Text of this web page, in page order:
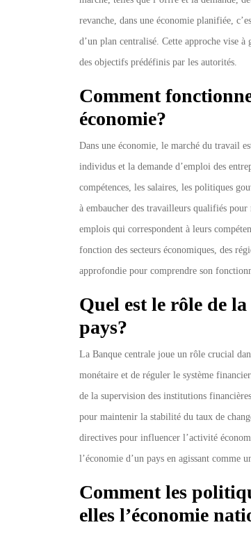
revanche, dans une économie planifiée,
d’un plan centralisé. Cette approche vise
des objectifs prédéfinis par les autorités.
Comment
économie?
Dans une économie, le marché du travail
individus et la demande d’emploi des
compétences, les salaires, les politiques
à embaucher des travailleurs qualifiés
emplois qui correspondent à leurs
fonction des secteurs économiques, des
approfondie pour comprendre son
Quel est le rôle de
pays?
La Banque centrale joue un rôle crucial
monétaire et de réguler le système
de la supervision des institutions
pour maintenir la stabilité du taux de
directives pour influencer l’activité
l’économie d’un pays en agissant comme
Comment les
elles l’économie